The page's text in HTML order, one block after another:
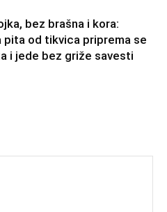
bez brašna i kora:
pita od tikvica priprema se
i jede bez griže savesti